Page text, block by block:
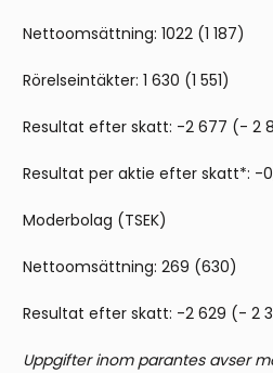
Nettoomsättning: 1022 (1 187)
Rörelseintäkter: 1 630 (1 551)
Resultat efter skatt: -2 677 (- 2
Resultat per aktie efter skatt*: -
Moderbolag (TSEK)
Nettoomsättning: 269 (630)
Resultat efter skatt: -2 629 (- 2
Uppgifter inom parantes avser